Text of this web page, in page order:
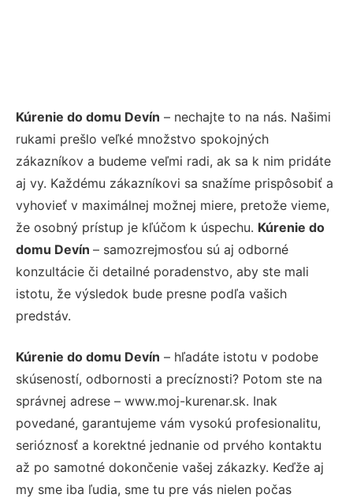
Kúrenie do domu Devín – nechajte to na nás. Našimi
rukami prešlo veľké množstvo spokojných
zákazníkov a budeme veľmi radi, ak sa k nim pridáte
aj vy. Každému zákazníkovi sa snažíme prispôsobiť a
vyhovieť v maximálnej možnej miere, pretože vieme,
že osobný prístup je kľúčom k úspechu. Kúrenie do
domu Devín – samozrejmosťou sú aj odborné
konzultácie či detailné poradenstvo, aby ste mali
istotu, že výsledok bude presne podľa vašich
predstáv.
Kúrenie do domu Devín – hľadáte istotu v podobe
skúseností, odbornosti a precíznosti? Potom ste na
správnej adrese – www.moj-kurenar.sk. Inak
povedané, garantujeme vám vysokú profesionalitu,
serióznosť a korektné jednanie od prvého kontaktu
až po samotné dokončenie vašej zákazky. Keďže aj
my sme iba ľudia, sme tu pre vás nielen počas